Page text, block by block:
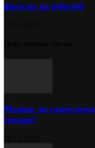
фильма на юбилей
Можно ли
гитаре?